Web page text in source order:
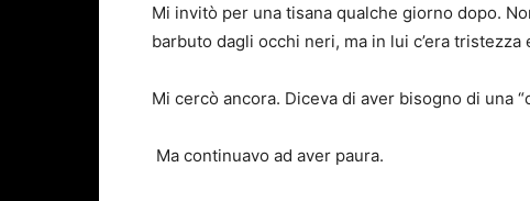
Mi invitò per una tisana qualche giorno dopo.
barbuto dagli occhi neri, ma in lui c’era
Mi cercò ancora. Diceva di aver bisogno di una
Ma continuavo ad aver paura.